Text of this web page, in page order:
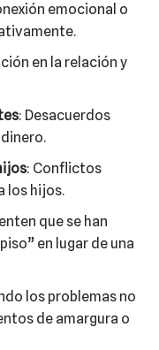
emocional o
en la relación y
: Desacuerdos
: Conflictos
los hijos.
que se han
en lugar de una
los problemas no
de amargura o